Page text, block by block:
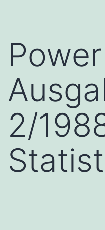
2/